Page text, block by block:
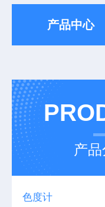
产品中心
产
色度计